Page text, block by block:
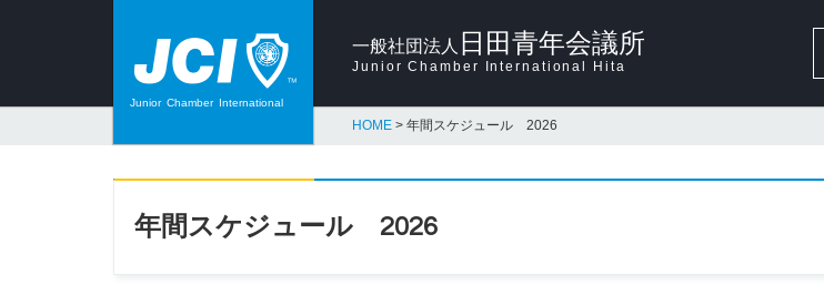
Junior Chamber International
一般社団法人 日田青年会議所
Junior Chamber International Hita
HOME > 年間スケジュール 2026
年間スケジュール 2026